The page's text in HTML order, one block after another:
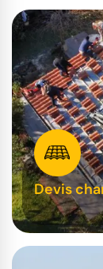
Devis